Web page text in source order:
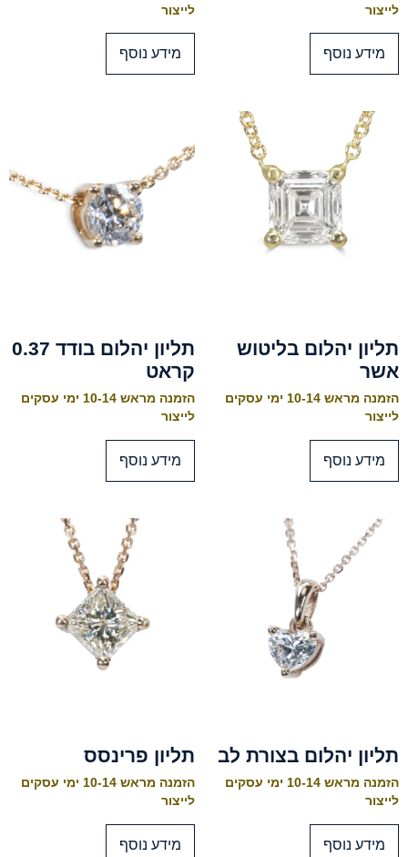
לייצור
מידע נוסף
לייצור
מידע נוסף
תליון יהלום בליטוש
אשר
הזמנה מראש 10-14 ימי עסקים
לייצור
מידע נוסף
תליון יהלום בודד 0.37
קראט
הזמנה מראש 10-14 ימי עסקים
לייצור
מידע נוסף
תליון יהלום בצורת לב
הזמנה מראש 10-14 ימי עסקים
לייצור
מידע נוסף
תליון פרינסס
הזמנה מראש 10-14 ימי עסקים
לייצור
מידע נוסף